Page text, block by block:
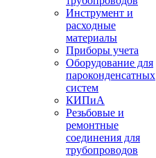
Инструмент и
расходные
материалы
Приборы учета
Оборудование для
пароконденсатных
систем
КИПиА
Резьбовые и
ремонтные
соединения для
трубопроводов